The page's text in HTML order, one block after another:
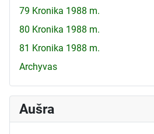
79 Kronika 1988 m.
80 Kronika 1988 m.
81 Kronika 1988 m.
Archyvas
Aušra